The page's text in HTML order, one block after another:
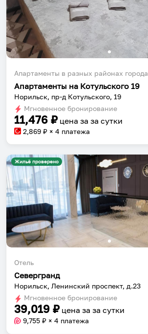
Апартаменты в разных районах города
Апартаменты на Котульского 19
Норильск, пр-д Котульского, 19
Мгновенное бронирование
11,476 ₽ цена за за сутки
2,869 ₽ × 4 платежа
Жильё проверено
Отель
Севергранд
Норильск, Ленинский проспект, д.23
Мгновенное бронирование
39,019 ₽ цена за за сутки
9,755 ₽ × 4 платежа